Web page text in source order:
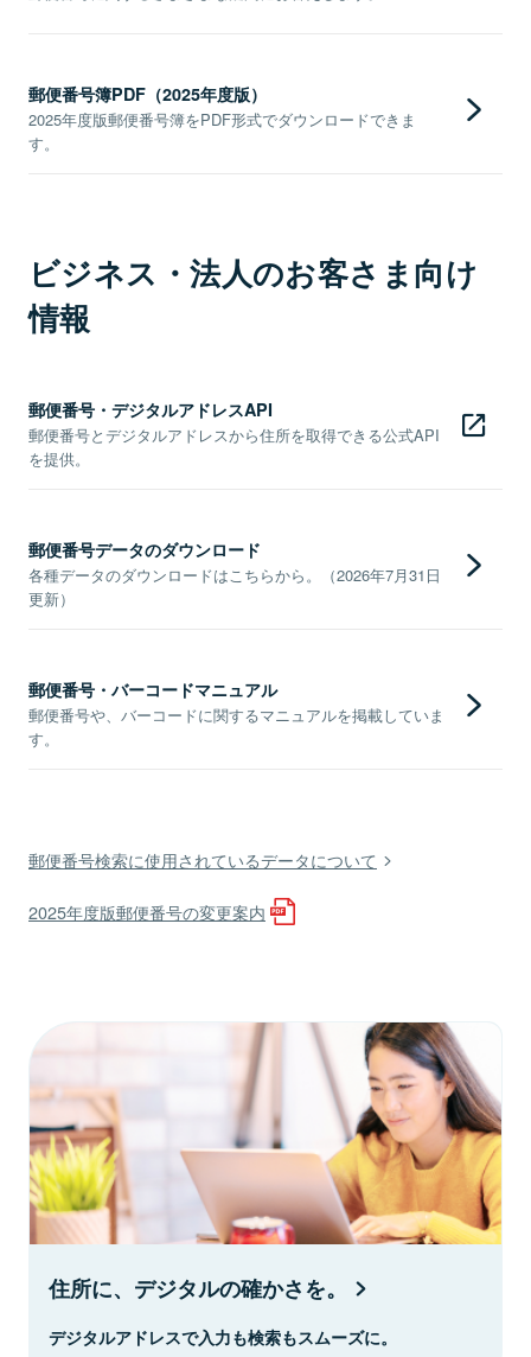
郵便番号簿PDF（2025年度版）
2025年度版郵便番号簿をPDF形式でダウンロードできま
す。
ビジネス・法人のお客さま向け
情報
郵便番号・デジタルアドレスAPI
郵便番号とデジタルアドレスから住所を取得できる公式API
を提供。
郵便番号データのダウンロード
各種データのダウンロードはこちらから。（2026年7月31日
更新）
郵便番号・バーコードマニュアル
郵便番号や、バーコードに関するマニュアルを掲載していま
す。
郵便番号検索に使用されているデータについて
2025年度版郵便番号の変更案内
住所に、デジタルの確かさを。
デジタルアドレスで入力も検索もスムーズに。